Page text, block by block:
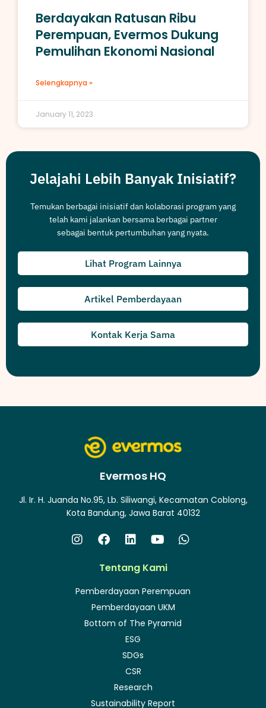
Berdayakan Ratusan Ribu
Perempuan, Evermos Dukung
Pemulihan Ekonomi Nasional
Selengkapnya »
January 11, 2023
Jelajahi Lebih Banyak Inisiatif?
Temukan berbagai inisiatif dan kolaborasi program yang
telah kami jalankan bersama berbagai partner
sebagai bentuk pertumbuhan yang nyata.
Lihat Program Lainnya
Artikel Pemberdayaan
Kontak Kerja Sama
Evermos HQ
Jl. Ir. H. Juanda No.95, Lb. Siliwangi, Kecamatan Coblong,
Kota Bandung, Jawa Barat 40132
Tentang Kami
Pemberdayaan Perempuan
Pemberdayaan UKM
Bottom of The Pyramid
ESG
SDGs
CSR
Research
Sustainability Report